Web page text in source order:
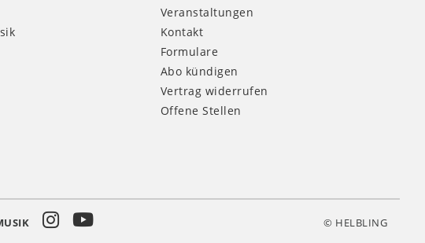
Veranstaltungen
Kontakt
Formulare
Abo kündigen
Vertrag widerrufen
Offene Stellen
© HELBLING